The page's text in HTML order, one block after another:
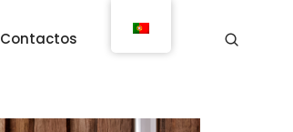
Contactos